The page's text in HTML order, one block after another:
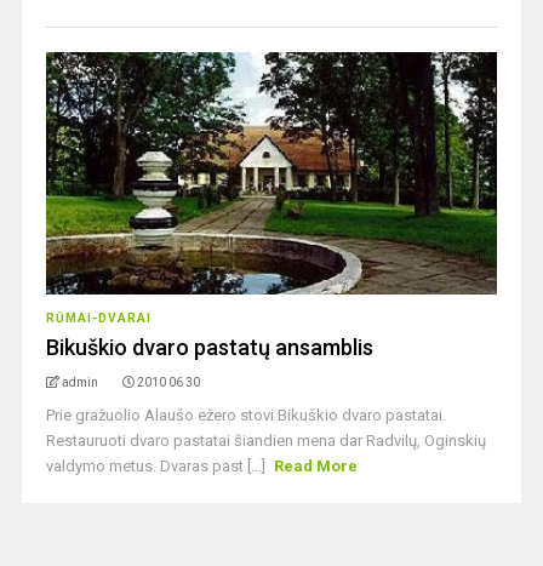
RŪMAI-DVARAI
Bikuškio dvaro pastatų ansamblis
admin 2010 06 30
Prie gražuolio Alaušo ežero stovi Bikuškio dvaro pastatai.
Restauruoti dvaro pastatai šiandien mena dar Radvilų, Oginskių
valdymo metus. Dvaras past [...]
Read More